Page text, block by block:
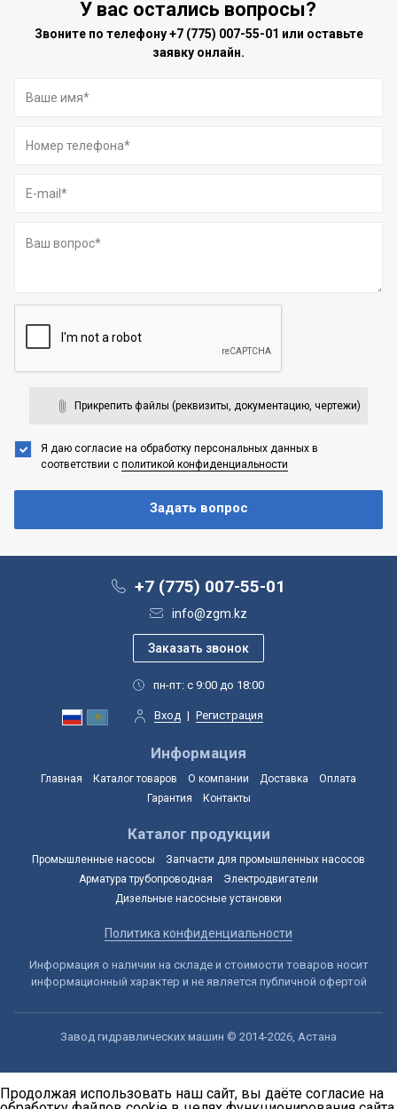
У вас остались вопросы?
Звоните по телефону+7 (775) 007-55-01 или оставьте
заявку онлайн.
Прикрепить файлы (реквизиты, документацию, чертежи)
Я даю согласие на обработку персональных данных в
соответствии с политикой конфиденциальности
+7 (775) 007-55-01
info@zgm.kz
пн-пт: с 9:00 до 18:00
Вход | Регистрация
Информация
Главная Каталог товаров О компании Доставка
Оплата
Гарантия
Контакты
Каталог продукции
Промышленные насосы
Запчасти для промышленных насосов
Арматура трубопроводная
Электродвигатели
Дизельные насосные установки
Политика конфиденциальности
Информация о наличии на складе и стоимости товаров носит
информационный характер и не является публичной офертой
Завод гидравлических машин © 2014-2026, Астана
Продолжая использовать наш сайт, вы даёте согласие на